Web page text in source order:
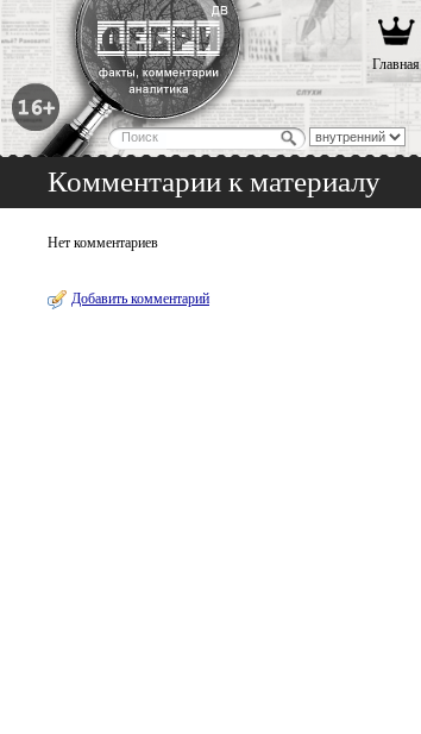
Главная
Комментарии к материалу
Нет комментариев
Добавить комментарий